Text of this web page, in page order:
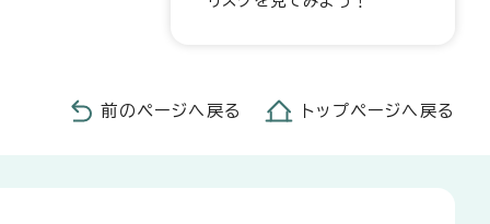
前のページへ戻る トップページへ戻る